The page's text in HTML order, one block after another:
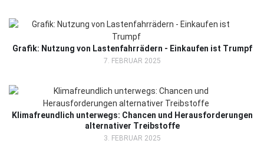
Grafik: Nutzung von Lastenfahrrädern - Einkaufen ist Trumpf
7. FEBRUAR 2025
Klimafreundlich unterwegs: Chancen und Herausforderungen
alternativer Treibstoffe
3. FEBRUAR 2025